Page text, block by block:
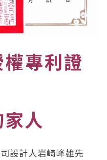
專利證
人
設計人岩崎峰雄先